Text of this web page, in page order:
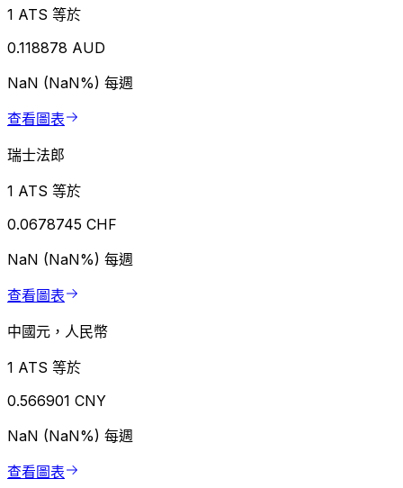
1 ATS 等於
0.118878 AUD
NaN (NaN%) 每週
查看圖表
瑞士法郎
1 ATS 等於
0.0678745 CHF
NaN (NaN%) 每週
查看圖表
中國元，人民幣
1 ATS 等於
0.566901 CNY
NaN (NaN%) 每週
查看圖表